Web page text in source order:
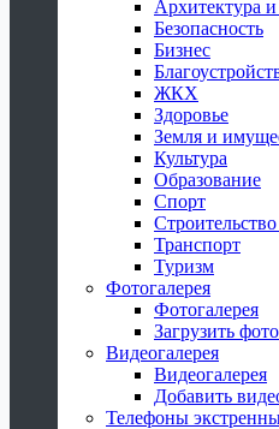
Архитектура и
Безопасность
Бизнес
ЖКХ
Здоровье
Земля и
Культура
Образование
Спорт
Транспорт
Туризм
Фотогалерея
Фотогалерея
Загрузить
Видеогалерея
Видеогалерея
Добавить
Телефоны